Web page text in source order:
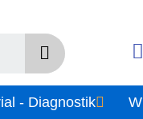
- Diagnostik